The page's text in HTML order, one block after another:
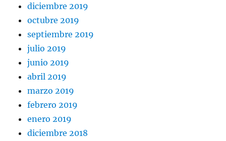
diciembre 2019
octubre 2019
septiembre 2019
julio 2019
junio 2019
abril 2019
marzo 2019
febrero 2019
enero 2019
diciembre 2018